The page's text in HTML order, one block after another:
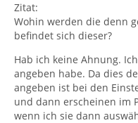
Zitat:
Wohin werden die denn
befindet sich dieser?
Hab ich keine Ahnung.
angeben habe. Da dies
angeben ist bei den
und dann erscheinen im
wenn ich sie dann